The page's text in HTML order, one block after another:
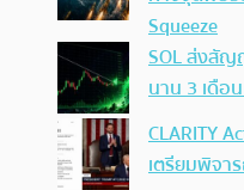
Squeeze
SOL ส่งสั
นาน 3 เดือ
CLARITY
เตรียมพิจา